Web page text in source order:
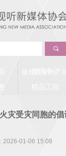
끠
灾受灾同胞的倡
2026-01-06 15:08